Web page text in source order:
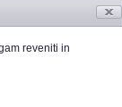
reveniti in